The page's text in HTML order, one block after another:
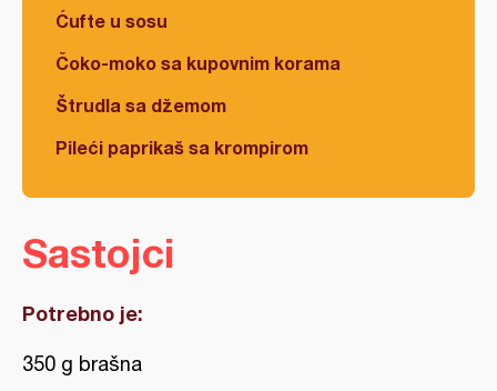
Ćufte u sosu
Čoko-moko sa kupovnim korama
Štrudla sa džemom
Pileći paprikaš sa krompirom
Sastojci
Potrebno je:
350 g brašna